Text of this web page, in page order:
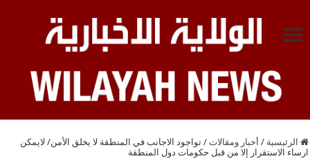
الرئيسية / أخبار ومقالات / تواجود الاجانب في المنطقة لا يخلق الأمن/ لایمکن
ارساء الاستقرار إلا من قبل حكومات دول المنطقة